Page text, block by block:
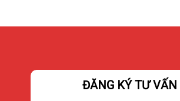
ĐĂNG KÝ TƯ VẤN